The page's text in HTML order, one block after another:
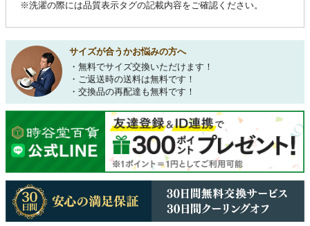
※洗濯の際には品質表示タグの記載内容をご確認ください。
サイズが合うかお悩みの方へ
・無料でサイズ交換いただけます！
・ご返送時の送料は無料です！
・交換品の再配達も無料です！